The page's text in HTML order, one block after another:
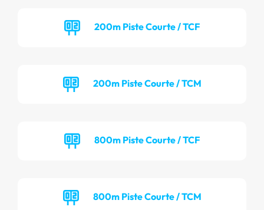
200m Piste Courte / TCF
200m Piste Courte / TCM
800m Piste Courte / TCF
800m Piste Courte / TCM